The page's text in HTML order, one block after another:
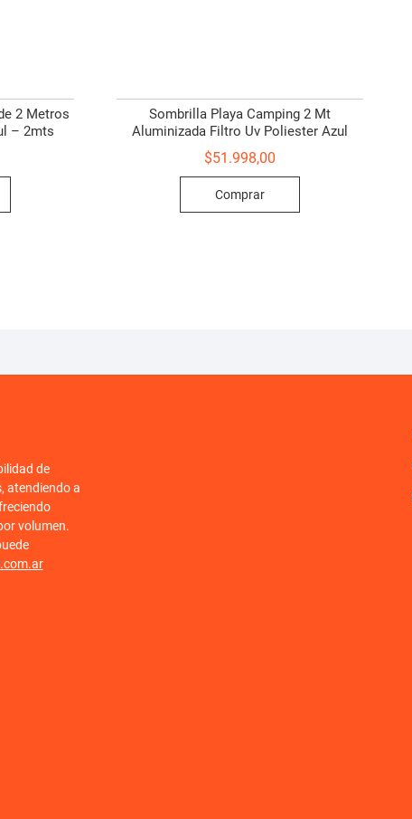
2 Metros
– 2mts
Sombrilla Playa Camping 2 Mt
Aluminizada Filtro Uv Poliester Azul
$51.998,00
Comprar
de
atendiendo a
volumen.